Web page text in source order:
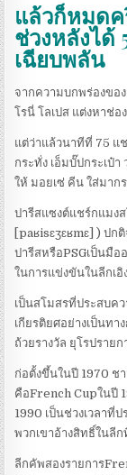
แล้วก็หมดค
ช่วงหลังได้
เฉียบพลัน
จากความบกพร่องขอ
โรนี่ โลเปส แต่งหาช่
แต่ว่าแล้วนาทีที่ 75 แ
กระทั่ง เอ็มบั๊ปกระเป๋า
ให้ มอยเซ่ คีน ใส่มา
ปารีสแซงต์แชร์กแมง
[paʁisɛʒɛʁmɛ] ) ปก
ปารีสหรือPSGเป็นมือ
ในการแข่งขันในลีกเอิ
เป็นสโมสรที่ประสบคว
เกียรติยศอย่างเป็นท
ถ้วยรางวัล ยุโรปราย
ก่อตั้งขึ้นในปี 1970 ช
คือFrench Cupในปี
1990 เป็นช่วงเวลาที่
พวกเขาอ้างสิทธิ์ในลี
ลีกคัพสองรายการ